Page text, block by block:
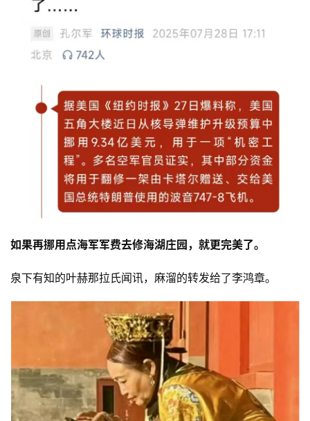
如果再挪用点海军军费去修海湖庄园，就更完美了。
泉下有知的叶赫那拉氏闻讯，麻溜的转发给了李鸿章。